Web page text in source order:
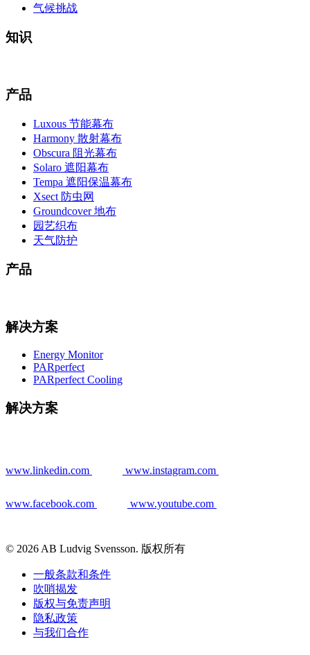
气候挑战
知识
产品
Luxous 节能幕布
Harmony 散射幕布
Obscura 阻光幕布
Solaro 遮阳幕布
Tempa 遮阳保温幕布
Xsect 防虫网
Groundcover 地布
园艺织布
天气防护
产品
解决方案
Energy Monitor
PARperfect
PARperfect Cooling
解决方案
www.linkedin.com www.instagram.com
www.facebook.com www.youtube.com
© 2026 AB Ludvig Svensson. 版权所有
一般条款和条件
吹哨揭发
版权与免责声明
隐私政策
与我们合作